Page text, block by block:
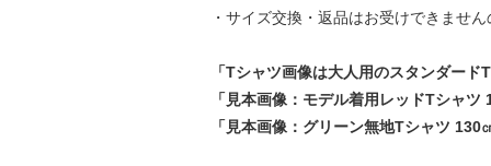
・サイズ交換・返品はお受けできませ
「Tシャツ画像は大人用のスタンダー
「見本画像：モデル着用レッドTシャ
「見本画像：グリーン無地Tシャツ 130